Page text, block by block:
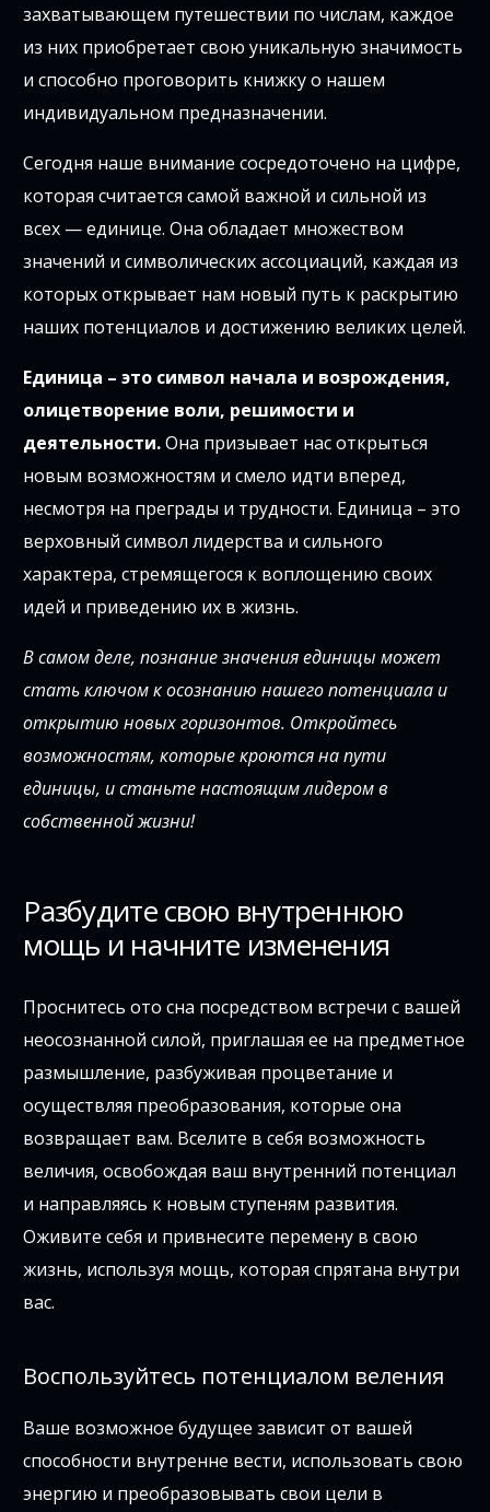
захватывающем путешествии по числам, каждое
из них приобретает свою уникальную значимость
и способно проговорить книжку о нашем
индивидуальном предназначении.
Сегодня наше внимание сосредоточено на цифре,
которая считается самой важной и сильной из
всех — единице. Она обладает множеством
значений и символических ассоциаций, каждая из
которых открывает нам новый путь к раскрытию
наших потенциалов и достижению великих целей.
Единица – это символ начала и возрождения,
олицетворение воли, решимости и
деятельности.Она призывает нас открыться
новым возможностям и смело идти вперед,
несмотря на преграды и трудности. Единица – это
верховный символ лидерства и сильного
характера, стремящегося к воплощению своих
идей и приведению их в жизнь.
В самом деле, познание значения единицы может
стать ключом к осознанию нашего потенциала и
открытию новых горизонтов. Откройтесь
возможностям, которые кроются на пути
единицы, и станьте настоящим лидером в
собственной жизни!
Разбудите свою внутреннюю
мощь и начните изменения
Проснитесь ото сна посредством встречи с вашей
неосознанной силой, приглашая ее на предметное
размышление, разбуживая процветание и
осуществляя преобразования, которые она
возвращает вам. Вселите в себя возможность
величия, освобождая ваш внутренний потенциал
и направляясь к новым ступеням развития.
Оживите себя и привнесите перемену в свою
жизнь, используя мощь, которая спрятана внутри
вас.
Воспользуйтесь потенциалом веления
Ваше возможное будущее зависит от вашей
способности внутренне вести, использовать свою
энергию и преобразовывать свои цели в